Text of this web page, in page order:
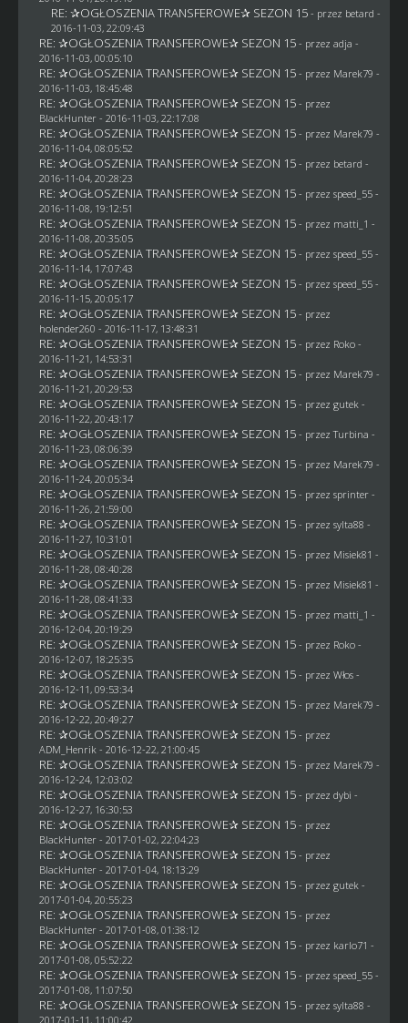
RE: ✰OGŁOSZENIA TRANSFEROWE✰ SEZON 15 - przez betard -
2016-11-03, 22:09:43
RE: ✰OGŁOSZENIA TRANSFEROWE✰ SEZON 15 - przez adja -
2016-11-03, 00:05:10
RE: ✰OGŁOSZENIA TRANSFEROWE✰ SEZON 15 - przez Marek79 -
2016-11-03, 18:45:48
RE: ✰OGŁOSZENIA TRANSFEROWE✰ SEZON 15 - przez
BlackHunter- 2016-11-03, 22:17:08
RE: ✰OGŁOSZENIA TRANSFEROWE✰ SEZON 15 - przez Marek79 -
2016-11-04, 08:05:52
RE: ✰OGŁOSZENIA TRANSFEROWE✰ SEZON 15 - przez betard -
2016-11-04, 20:28:23
RE: ✰OGŁOSZENIA TRANSFEROWE✰ SEZON 15 - przez speed_55 -
2016-11-08, 19:12:51
RE: ✰OGŁOSZENIA TRANSFEROWE✰ SEZON 15 - przez matti_1 -
2016-11-08, 20:35:05
RE: ✰OGŁOSZENIA TRANSFEROWE✰ SEZON 15 - przez speed_55 -
2016-11-14, 17:07:43
RE: ✰OGŁOSZENIA TRANSFEROWE✰ SEZON 15 - przez speed_55 -
2016-11-15, 20:05:17
RE: ✰OGŁOSZENIA TRANSFEROWE✰ SEZON 15 - przez
holender260 - 2016-11-17, 13:48:31
RE: ✰OGŁOSZENIA TRANSFEROWE✰ SEZON 15 - przez Roko-
2016-11-21, 14:53:31
RE: ✰OGŁOSZENIA TRANSFEROWE✰ SEZON 15 - przez Marek79 -
2016-11-21, 20:29:53
RE: ✰OGŁOSZENIA TRANSFEROWE✰ SEZON 15 - przez gutek -
2016-11-22, 20:43:17
RE: ✰OGŁOSZENIA TRANSFEROWE✰ SEZON 15 - przez Turbina -
2016-11-23, 08:06:39
RE: ✰OGŁOSZENIA TRANSFEROWE✰ SEZON 15 - przez Marek79 -
2016-11-24, 20:05:34
RE: ✰OGŁOSZENIA TRANSFEROWE✰ SEZON 15 - przez sprinter -
2016-11-26, 21:59:00
RE: ✰OGŁOSZENIA TRANSFEROWE✰ SEZON 15 - przez sylta88 -
2016-11-27, 10:31:01
RE: ✰OGŁOSZENIA TRANSFEROWE✰ SEZON 15 - przez Misiek81 -
2016-11-28, 08:40:28
RE: ✰OGŁOSZENIA TRANSFEROWE✰ SEZON 15 - przez Misiek81 -
2016-11-28, 08:41:33
RE: ✰OGŁOSZENIA TRANSFEROWE✰ SEZON 15 - przez matti_1 -
2016-12-04, 20:19:29
RE: ✰OGŁOSZENIA TRANSFEROWE✰ SEZON 15 - przez Roko-
2016-12-07, 18:25:35
RE: ✰OGŁOSZENIA TRANSFEROWE✰ SEZON 15 - przez Włos-
2016-12-11, 09:53:34
RE: ✰OGŁOSZENIA TRANSFEROWE✰ SEZON 15 - przez Marek79 -
2016-12-22, 20:49:27
RE: ✰OGŁOSZENIA TRANSFEROWE✰ SEZON 15 - przez
ADM_Henrik - 2016-12-22, 21:00:45
RE: ✰OGŁOSZENIA TRANSFEROWE✰ SEZON 15 - przez Marek79 -
2016-12-24, 12:03:02
RE: ✰OGŁOSZENIA TRANSFEROWE✰ SEZON 15 - przez dybi -
2016-12-27, 16:30:53
RE: ✰OGŁOSZENIA TRANSFEROWE✰ SEZON 15 - przez
BlackHunter- 2017-01-02, 22:04:23
RE: ✰OGŁOSZENIA TRANSFEROWE✰ SEZON 15 - przez
BlackHunter- 2017-01-04, 18:13:29
RE: ✰OGŁOSZENIA TRANSFEROWE✰ SEZON 15 - przez gutek -
2017-01-04, 20:55:23
RE: ✰OGŁOSZENIA TRANSFEROWE✰ SEZON 15 - przez
BlackHunter- 2017-01-08, 01:38:12
RE: ✰OGŁOSZENIA TRANSFEROWE✰ SEZON 15 - przez karlo71 -
2017-01-08, 05:52:22
RE: ✰OGŁOSZENIA TRANSFEROWE✰ SEZON 15 - przez speed_55 -
2017-01-08, 11:07:50
RE: ✰OGŁOSZENIA TRANSFEROWE✰ SEZON 15 - przez sylta88 -
2017-01-11, 11:00:42